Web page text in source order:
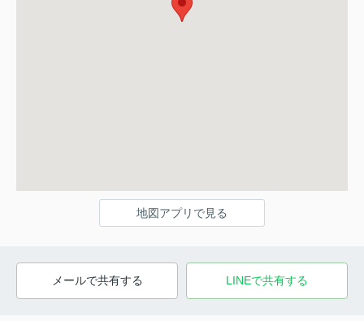
地図アプリで見る
メールで共有する LINEで共有する